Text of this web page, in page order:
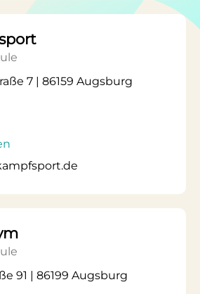
7 | 86159 Augsburg
91 | 86199 Augsburg